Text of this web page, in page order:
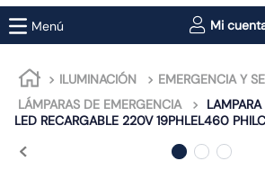
ILUMINACIÓN
EMERGENCIA Y
LÁMPARAS DE EMERGENCIA
LED RECARGABLE 220V 19PHLEL460
1.
2.
3.